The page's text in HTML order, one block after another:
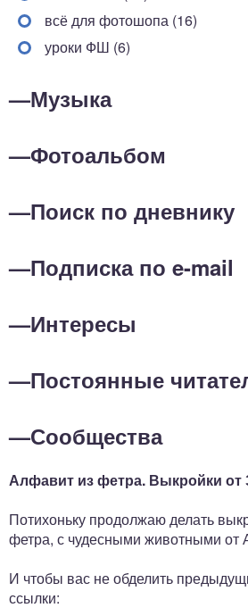
всё для фотошопа (16)
уроки ФШ (6)
—Музыка
—Фотоальбом
—Поиск по дневнику
—Подписка по e-mail
—Интересы
—Постоянные
—Сообщества
Алфавит из фетра. Выкройки от
Потихоньку продолжаю делать
фетра, с чудесными животными от
И чтобы вас не обделить
ссылки: